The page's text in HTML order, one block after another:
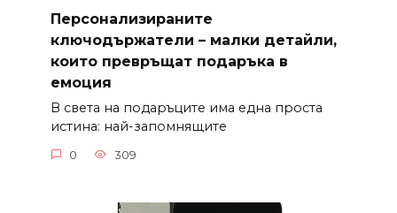
Персонализираните
ключодържатели – малки детайли,
които превръщат подаръка в
емоция
В света на подаръците има една проста
истина: най-запомнящите
0 309